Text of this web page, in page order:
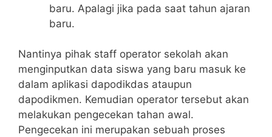
baru. Apalagi jika pada saat tahun ajaran
baru.
Nantinya pihak staff operator sekolah akan
menginputkan data siswa yang baru masuk ke
dalam aplikasi dapodikdas ataupun
dapodikmen. Kemudian operator tersebut akan
melakukan pengecekan tahan awal.
Pengecekan ini merupakan sebuah proses